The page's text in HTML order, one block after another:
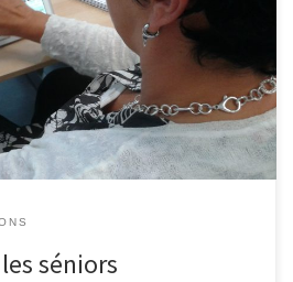
envoi de courrier
les vendredis 05/10, 12/10,
Facebook, Instagram, etc.
[…]
séniors